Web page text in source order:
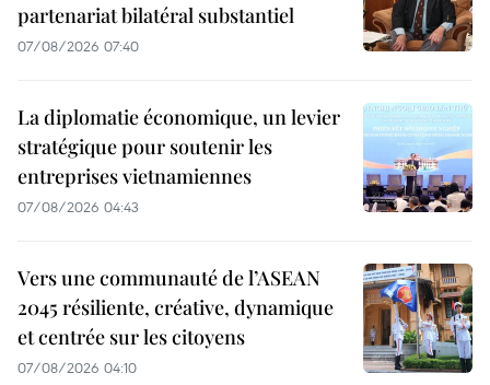
partenariat bilatéral substantiel
07/08/2026 07:40
La diplomatie économique, un levier
stratégique pour soutenir les
entreprises vietnamiennes
07/08/2026 04:43
Vers une communauté de l’ASEAN
2045 résiliente, créative, dynamique
et centrée sur les citoyens
07/08/2026 04:10